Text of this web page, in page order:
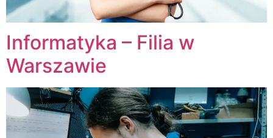
Informatyka – Filia w
Warszawie